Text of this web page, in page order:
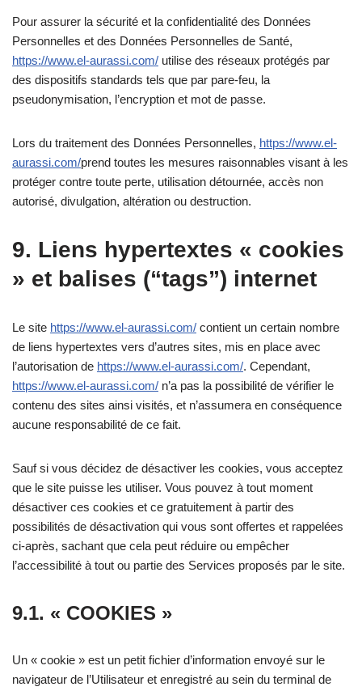
Pour assurer la sécurité et la confidentialité des Données
Personnelles et des Données Personnelles de Santé,
https://www.el-aurassi.com/ utilise des réseaux protégés par
des dispositifs standards tels que par pare-feu, la
pseudonymisation, l’encryption et mot de passe.
Lors du traitement des Données Personnelles, https://www.el-
aurassi.com/prend toutes les mesures raisonnables visant à les
protéger contre toute perte, utilisation détournée, accès non
autorisé, divulgation, altération ou destruction.
9. Liens hypertextes « cookies
» et balises (“tags”) internet
Le site https://www.el-aurassi.com/ contient un certain nombre
de liens hypertextes vers d’autres sites, mis en place avec
l’autorisation de https://www.el-aurassi.com/. Cependant,
https://www.el-aurassi.com/ n’a pas la possibilité de vérifier le
contenu des sites ainsi visités, et n’assumera en conséquence
aucune responsabilité de ce fait.
Sauf si vous décidez de désactiver les cookies, vous acceptez
que le site puisse les utiliser. Vous pouvez à tout moment
désactiver ces cookies et ce gratuitement à partir des
possibilités de désactivation qui vous sont offertes et rappelées
ci-après, sachant que cela peut réduire ou empêcher
l’accessibilité à tout ou partie des Services proposés par le site.
9.1. « COOKIES »
Un « cookie » est un petit fichier d’information envoyé sur le
navigateur de l’Utilisateur et enregistré au sein du terminal de